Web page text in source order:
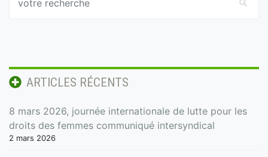
ARTICLES RÉCENTS
8 mars 2026, journée internationale de lutte pour les
droits des femmes communiqué intersyndical
2 mars 2026